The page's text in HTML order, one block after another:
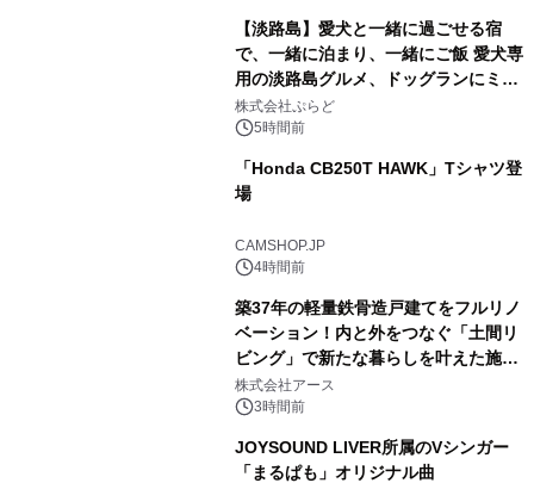
【淡路島】愛犬と一緒に過ごせる宿
で、一緒に泊まり、一緒にご飯 愛犬専
用の淡路島グルメ、ドッグランにミニ
プール グランピングとトレーラーハウ
スの2施設で
株式会社ぷらど
5時間前
「Honda CB250T HAWK」Tシャツ登
場
CAMSHOP.JP
4時間前
築37年の軽量鉄骨造戸建てをフルリノ
ベーション！内と外をつなぐ「土間リ
ビング」で新たな暮らしを叶えた施工
事例を株式会社アースが公開
株式会社アース
3時間前
JOYSOUND LIVER所属のVシンガー
「まるぱも」オリジナル曲